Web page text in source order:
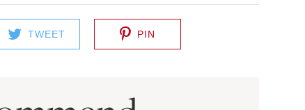
TWEET PIN